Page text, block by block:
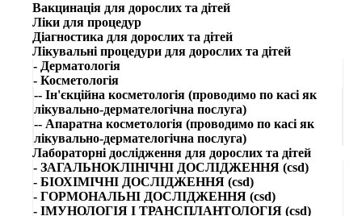
Вакцинація для дорослих та дітей
Ліки для процедур
Діагностика для дорослих та дітей
Лікувальні процедури для дорослих та дітей
- Дерматологія
- Косметологія
-- Ін'єкційна косметологія (проводимо по касі як
лікувально-дермателогічна послуга)
-- Апаратна косметологія (проводимо по касі як
лікувально-дермателогічна послуга)
Лабораторні дослідження для дорослих та дітей
- ЗАГАЛЬНОКЛІНІЧНІ ДОСЛІДЖЕННЯ (csd)
- БІОХІМІЧНІ ДОСЛІДЖЕННЯ (csd)
- ГОРМОНАЛЬНІ ДОСЛІДЖЕННЯ (csd)
- ІМУНОЛОГІЯ І ТРАНСПЛАНТОЛОГІЯ (csd)